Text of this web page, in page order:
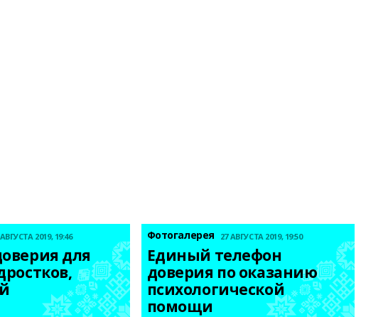
2019, 19:46
для
Фотогалерея 27 АВГУСТА 2019, 19:50
Единый телефон
доверия по оказанию
психологической
помощи